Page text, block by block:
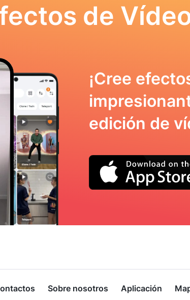
de
¡Cree
edición de
Sobre nosotros Aplicación